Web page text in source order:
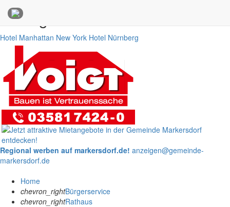
Anzeigen
Hotel Manhattan New York Hotel Nürnberg
Regional werben auf markersdorf.de! anzeigen@gemeinde-
markersdorf.de
Home
chevron_rightBürgerservice
chevron_rightRathaus